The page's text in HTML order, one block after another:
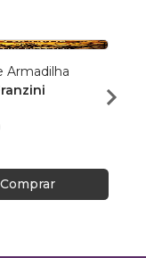
Armadilha
Comprar
Rui
R$